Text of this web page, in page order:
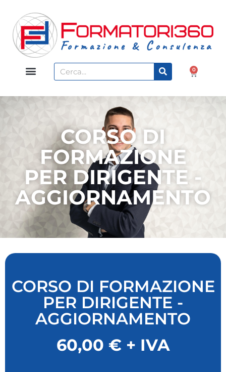
0
CORSO DI
FORMAZIONE
PER DIRIGENTE -
AGGIORNAMENTO
CORSO DI FORMAZIONE
PER DIRIGENTE -
AGGIORNAMENTO
60,00 € + IVA